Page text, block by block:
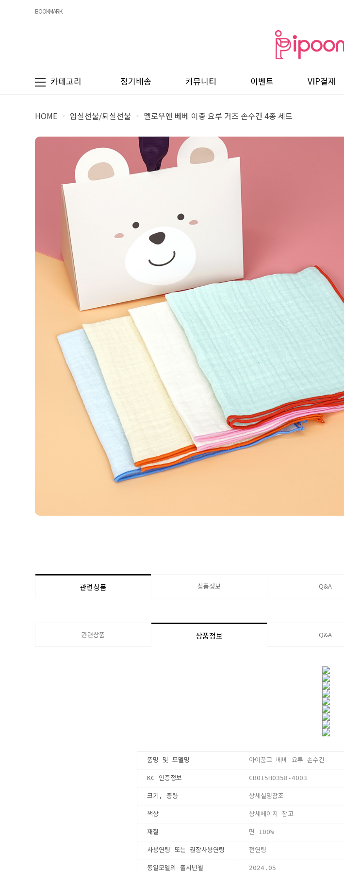
BOOKMARK
카테고리 정기배송 커뮤니티 이벤트 VIP결재
HOME > 입실선물/퇴실선물 > 멜로우앤 베베 이중 요루 거즈 손수건 4종 세트
관련상품 상품정보 Q&A
관련상품 상품정보 Q&A
품명 및 모델명 아이품고 베베 요루 손수건
KC 인증정보 CB015H0358-4003
크기, 중량 상세설명참조
색상 상세페이지 참고
재질 면 100%
사용연령 또는 권장사용연령 전연령
동일모델의 출시년월 2024.05